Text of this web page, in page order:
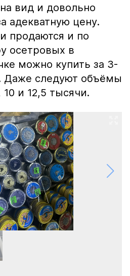
вид и довольно
адекватную цену.
продаются и по
осетровых в
можно купить за 3-
Даже следуют объёмы
и 12,5 тысячи.